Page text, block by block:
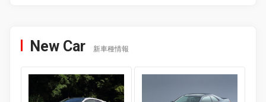
New Car 新車種情報